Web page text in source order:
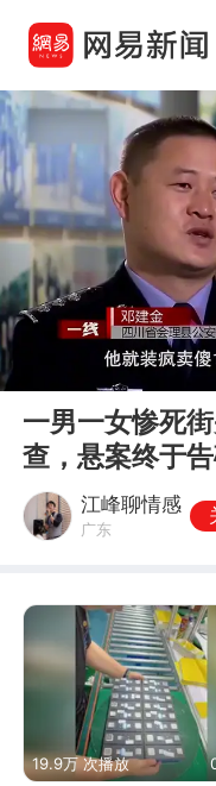
一男一女惨死
查，悬案终于
江峰聊情感
广东
19.9万 次播放